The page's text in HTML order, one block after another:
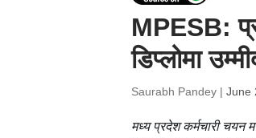
MPESB:
डिप्लोमा
Saurabh Pandey | June
मध्य प्रदेश कर्मचारी चयन